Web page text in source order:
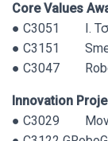
Core Values
● C3051 Ι.
● C3151
● C3047
Innovation
● C3029